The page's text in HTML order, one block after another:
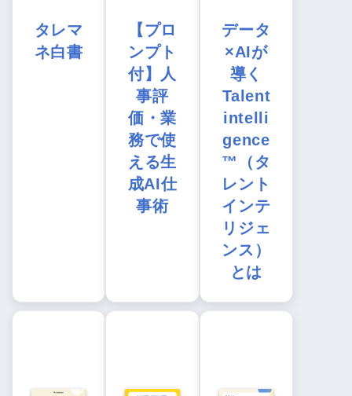
タレマ
ネ白書
【プロ
ンプト
付】人
事評
価・業
務で使
える生
成AI仕
事術
データ
×AIが
導く
Talent
intelli
gence
™（タ
レント
インテ
リジェ
ンス）
とは